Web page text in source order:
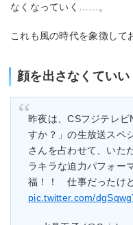
なくなっていく……。
これも風の時代を象徴して
顔を出さなくてい
昨夜は、CSフジテレビ
すか？」の生放送スペ
さんを占わせて、いた
ラキラな迫力パフォー
福！！ 仕事だったけ
pic.twitter.com/